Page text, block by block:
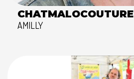
CHATMALOCOUTURE
AMILLY